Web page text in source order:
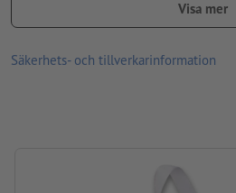
Bearbetning: Dekal med CMYK-tryck
Tryckläge: På ändamålsenligt ställe
Visa mer
Säkerhets- och tillverkarinformation